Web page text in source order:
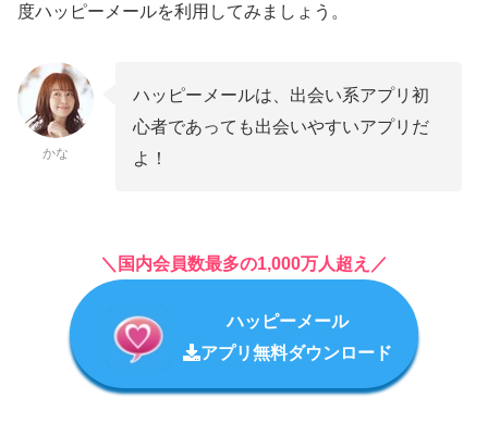
度ハッピーメールを利用してみましょう。
かな
ハッピーメールは、出会い系アプリ初
心者であっても出会いやすいアプリだ
よ！
＼国内会員数最多の1,000万人超え／
ハッピーメール
アプリ無料ダウンロード